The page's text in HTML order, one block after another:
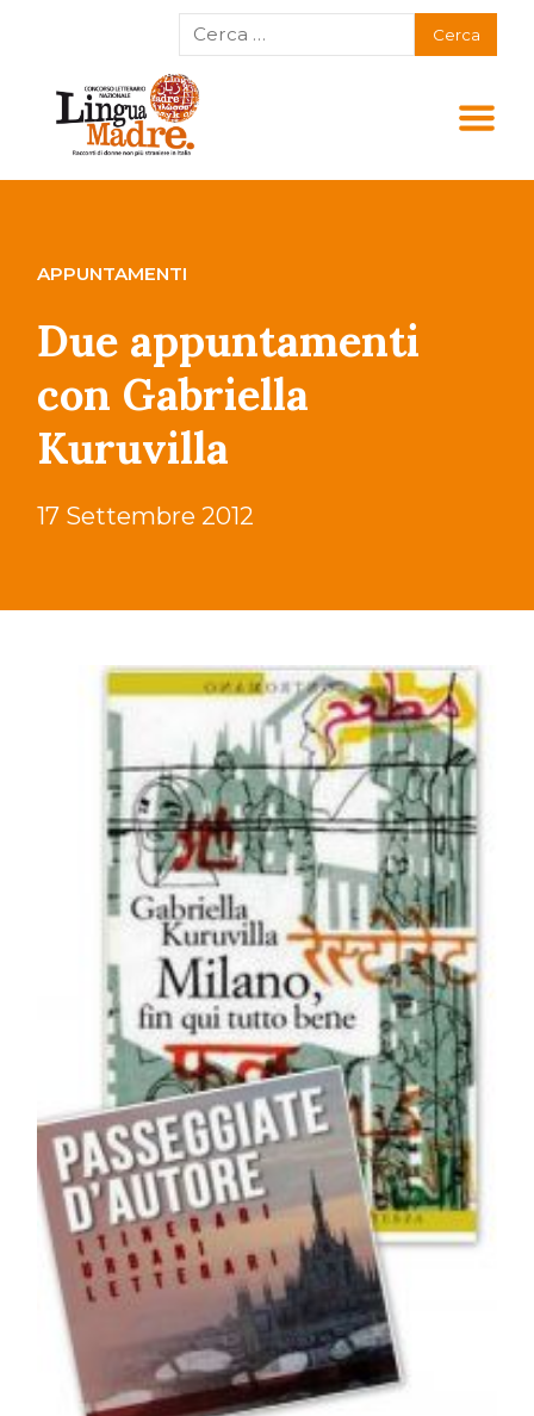
APPUNTAMENTI
Due appuntamenti
con Gabriella
Kuruvilla
17 Settembre 2012